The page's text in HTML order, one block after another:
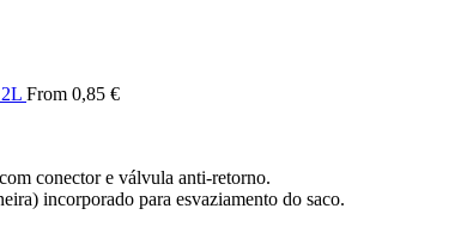
From 0,85 €
conector e válvula anti-retorno.
incorporado para esvaziamento do saco.